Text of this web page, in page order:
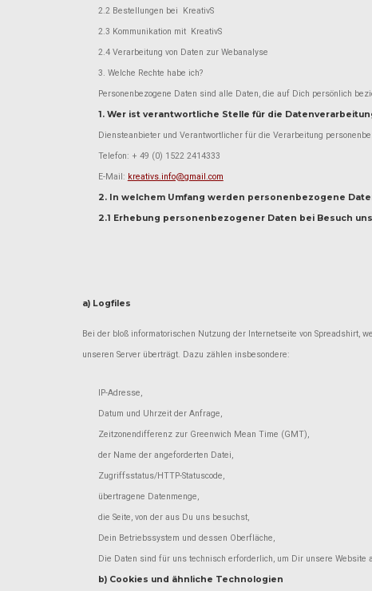
2.2 Bestellungen bei KreativS
2.3 Kommunikation mit KreativS
2.4 Verarbeitung von Daten zur Webanalyse
3. Welche Rechte habe ich?
Personenbezogene Daten sind alle Daten, die auf Dich persönlich
1. Wer ist verantwortliche Stelle für die
Diensteanbieter und Verantwortlicher für die Verarbeitung
Telefon: + 49 (0) 1522 2414333
E-Mail: kreativs.info@gmail.com
2. In welchem Umfang werden personenbezogene
2.1 Erhebung personenbezogener Daten bei Besuch
a) Logfiles
Bei der bloß informatorischen Nutzung der Internetseite von Spreadshirt,
unseren Server überträgt. Dazu zählen insbesondere:
IP-Adresse,
Datum und Uhrzeit der Anfrage,
Zeitzonendifferenz zur Greenwich Mean Time (GMT),
der Name der angeforderten Datei,
Zugriffsstatus/HTTP-Statuscode,
übertragene Datenmenge,
die Seite, von der aus Du uns besuchst,
Dein Betriebssystem und dessen Oberfläche,
Die Daten sind für uns technisch erforderlich, um Dir unsere Website
b) Cookies und ähnliche Technologien